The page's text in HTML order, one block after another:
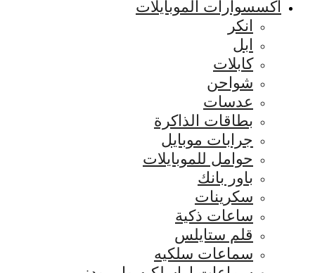
اكسسوارات الموبايلات
انكر
ابل
كابلات
شواحن
عدسات
بطاقات الذاكرة
جرابات موبايل
حوامل للموبايلات
باور بانك
سكرينات
ساعات ذكية
قلم ستايلس
سماعات سلكيه